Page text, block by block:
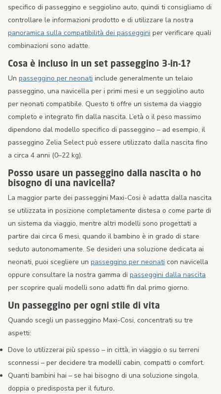
specifico di passeggino e seggiolino auto, quindi ti consigliamo di
controllare le informazioni prodotto e di utilizzare la nostra
panoramica sulla compatibilità dei passeggini per verificare quali
combinazioni sono adatte.
Cosa è incluso in un set passeggino 3-in-1?
Un passeggino per neonati include generalmente un telaio
passeggino, una navicella per i primi mesi e un seggiolino auto
per neonati compatibile. Questo ti offre un sistema da viaggio
completo e integrato fin dalla nascita. L’età o il peso massimo
dipendono dal modello specifico di passeggino – ad esempio, il
passeggino Zelia Select può essere utilizzato dalla nascita fino
a circa 4 anni (0–22 kg).
Posso usare un passeggino dalla nascita o ho
bisogno di una navicella?
La maggior parte dei passeggini Maxi-Cosi è adatta dalla nascita
se utilizzata in posizione completamente distesa o come parte di
un sistema da viaggio, mentre altri modelli sono progettati a
partire dai circa 6 mesi, quando il bambino è in grado di stare
seduto autonomamente. Se desideri una soluzione dedicata ai
neonati, puoi scegliere un passeggino per neonati con navicella
oppure consultare la nostra gamma di passeggini dalla nascita
per scoprire quali modelli sono adatti fin dal primo giorno.
Un passeggino per ogni stile di vita
Quando scegli un passeggino Maxi-Cosi, concentrati su tre
aspetti:
Dove lo utilizzerai più spesso – in città, in viaggio o su terreni
sconnessi – per decidere tra modelli cabin, compatti o comfort.
Quanti bambini hai – se hai bisogno di una soluzione singola,
doppia o predisposta per il futuro.